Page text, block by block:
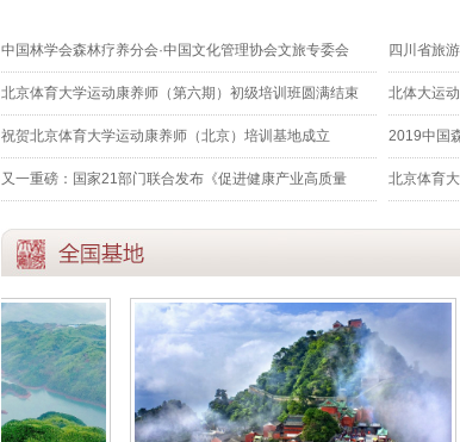
中国林学会森林疗养分会·中国文化管理协会文旅专委会 四川省旅
北京体育大学运动康养师（第六期）初级培训班圆满结束 北体大运
祝贺北京体育大学运动康养师（北京）培训基地成立 2019中国
又一重磅：国家21部门联合发布《促进健康产业高质量 北京体育